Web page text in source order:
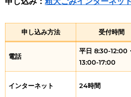
申し込み方法 受付時間
電話
平日 8:30-12:00
13:00-17:00
インターネット 24時間